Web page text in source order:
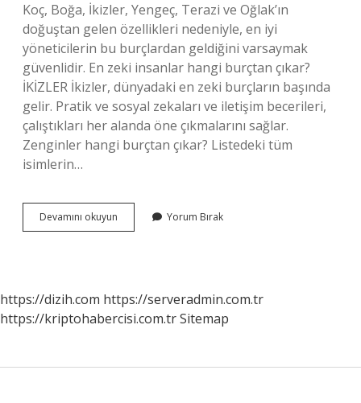
Koç, Boğa, İkizler, Yengeç, Terazi ve Oğlak’ın
doğuştan gelen özellikleri nedeniyle, en iyi
yöneticilerin bu burçlardan geldiğini varsaymak
güvenlidir. En zeki insanlar hangi burçtan çıkar?
İKİZLER İkizler, dünyadaki en zeki burçların başında
gelir. Pratik ve sosyal zekaları ve iletişim becerileri,
çalıştıkları her alanda öne çıkmalarını sağlar.
Zenginler hangi burçtan çıkar? Listedeki tüm
isimlerin…
Devamını okuyun Dedektifler
Hangi
Yorum Bırak
https://dizih.com https://serveradmin.com.tr
https://kriptohabercisi.com.trSitemap